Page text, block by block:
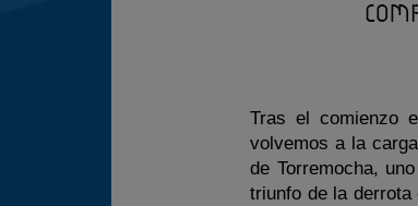
Tras el comienzo
volvemos a la
de Torremocha,
triunfo de la derrota